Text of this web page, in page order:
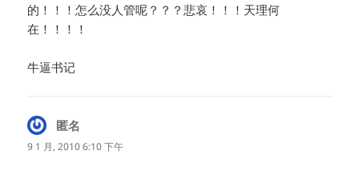
的！！！怎么没人管呢？？？悲哀！！！天理何
在！！！！
牛逼书记
匿名
道：
9 1 月, 2010 6:10 下午